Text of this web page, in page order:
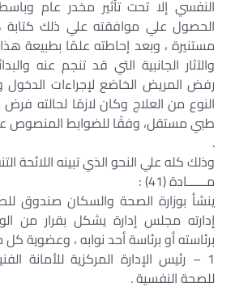
النفسي إلا تحت تأثير مخدر عام
الحصول علي موافقته علي ذلك كتابة
مستنيرة ، وبعد إحاطته علمًا بطبيعة
والآثار الجانبية التي قد تنجم عنه
رفض المريض الخاضع لإجراءات الدخول
النوع من العلاج وكان لازمًا لحالته فرض
طبي مستقل، وفقًا للضوابط المنصوص
.
وذلك كله علي النحو الذي تبينه اللائحة
مــــــادة (41) :
ينشأ بوزارة الصحة والسكان صندوق
إدارته مجلس إدارة يشكل بقرار من
برئاسته أو برئاسة أحد نوابه ، وعضوية
1 – رئيس الإدارة المركزية للأمانة
للصحة النفسية .